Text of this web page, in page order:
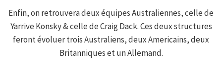
Enfin, on retrouvera deux équipes Australiennes, celle de
Yarrive Konsky & celle de Craig Dack. Ces deux structures
feront évoluer trois Australiens, deux Americains, deux
Britanniques et un Allemand.